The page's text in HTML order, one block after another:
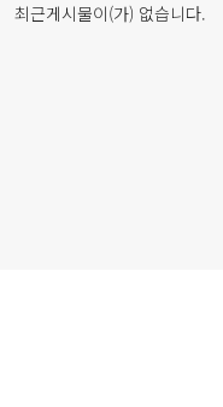
최근게시물이(가) 없습니다.